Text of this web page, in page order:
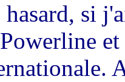
hasard, si
Powerline